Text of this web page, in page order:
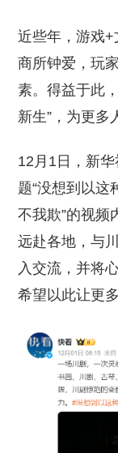
近些年，游戏
商所钟爱，玩
素。得益于此
新生”，为更多
12月1日，新
题“没想到以这
不我欺”的视频
远赴各地，与
入交流，并将
希望以此让更